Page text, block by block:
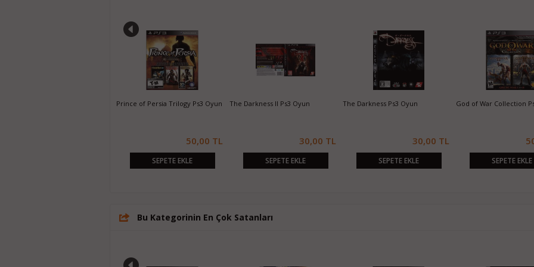
Prince of Persia Trilogy Ps3 Oyun The Darkness II Ps3 Oyun
30,00 TL
SEPETE EKLE
The Darkness Ps3 Oyun
30,00 TL
SEPETE EKLE
God of War Collection Ps3 Oyun
50,00 TL
SEPETE EKLE
Metal Gear
Bu Kategorinin En Çok Satanları